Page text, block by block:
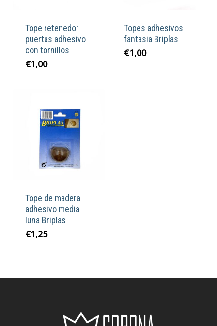
Tope retenedor
puertas adhesivo
con tornillos
€1,00
Topes adhesivos
fantasia Briplas
€1,00
Tope de madera
adhesivo media
luna Briplas
€1,25